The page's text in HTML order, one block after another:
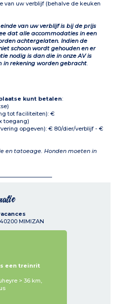
van uw verblijf (behalve de keuken
van uw verblijf is bij de prijs
dat alle accommodaties in een
achtergelaten. Indien de
schoon wordt gehouden en er
nodig is dan die in onze AV is
in rekening worden gebracht.
kunt betalen:
tot faciliteiten): €
toegang)
opgeven): € 80/dier/verblijf - €
en tatoeage. Honden moeten in
40200 MIMIZAN
een treinrit
> 36 km,